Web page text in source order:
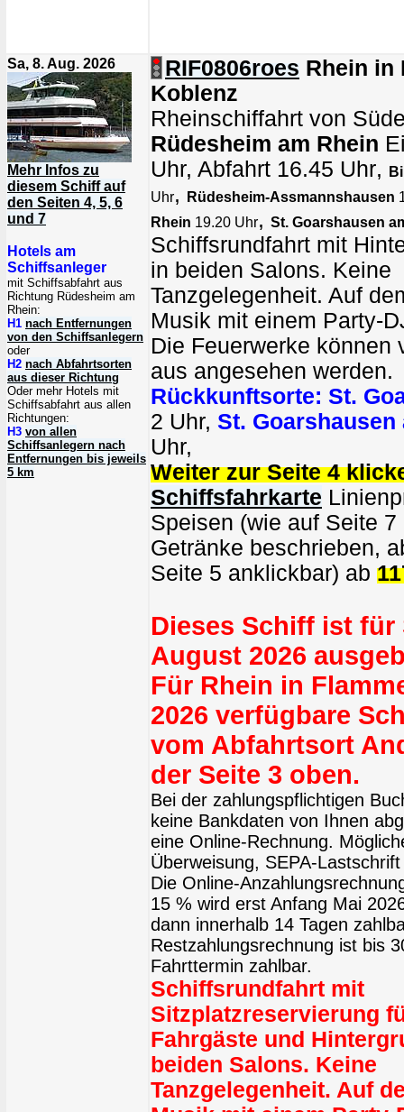
Sa, 8. Aug. 2026
Mehr Infos zu
diesem Schiff auf
den Seiten 4, 5, 6
und 7
Hotels am
Schiffsanleger
mit Schiffsabfahrt aus
Richtung Rüdesheim am
Rhein:
H1 nach Entfernungen
von den Schiffsanlegern
oder
H2 nach Abfahrtsorten
aus dieser Richtung
Oder mehr Hotels mit
Schiffsabfahrt aus allen
Richtungen:
H3 von allen
Schiffsanlegern nach
Entfernungen bis jeweils
5 km
RIF0806roes Rhein in
Koblenz
Rheinschiffahrt von
Rüdesheim am Rhein
Uhr, Abfahrt 16.45 Uhr,
Uhr, Rüdesheim-Assmannshausen
Rhein 19.20 Uhr, St. Goarshausen
Schiffsrundfahrt mit
in beiden Salons. Keine
Tanzgelegenheit. Auf
Musik mit einem Party-
Die Feuerwerke können
aus angesehen werden.
Rückkunftsorte: St.
2 Uhr, St. Goarshausen
Uhr,
Weiter zur Seite 4
Schiffsfahrkarte
Speisen (wie auf Seite 7
Getränke beschrieben,
Seite 5 anklickbar) ab
Dieses Schiff ist für
August 2026
Für Rhein in
2026 verfügbare
vom Abfahrtsort
der Seite 3 oben.
Bei der zahlungspflichtigen
keine Bankdaten von Ihnen
eine Online-Rechnung.
Überweisung, SEPA-
Die Online-
15 % wird erst Anfang Mai
dann innerhalb 14 Tagen
Restzahlungsrechnung ist bis
Fahrttermin zahlbar.
Schiffsrundfahrt mit
Sitzplatzreservierung
Fahrgäste und
beiden Salons. Keine
Tanzgelegenheit. Auf